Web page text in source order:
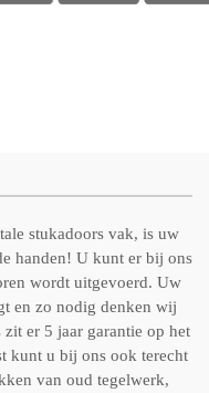
stukadoors vak, is uw
handen! U kunt er bij ons
wordt uitgevoerd. Uw
en zo nodig denken wij
er 5 jaar garantie op het
kunt u bij ons ook terecht
van oud tegelwerk,